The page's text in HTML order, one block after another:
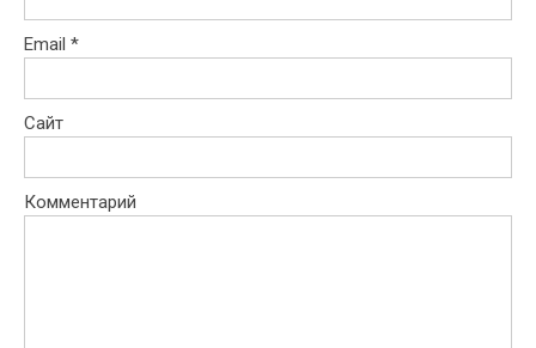
Email *
Сайт
Комментарий